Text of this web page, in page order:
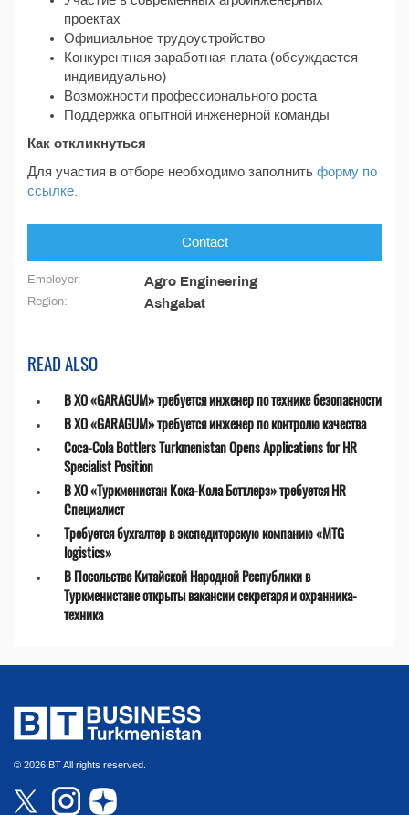
проектах
Официальное трудоустройство
Конкурентная заработная плата (обсуждается
индивидуально)
Возможности профессионального роста
Поддержка опытной инженерной команды
Как откликнуться
Для участия в отборе необходимо заполнить форму по
ссылке.
Contact
Employer: Agro Engineering
Region: Ashgabat
READ ALSO
В ХО «GARAGUM» требуется инженер по технике безопасности
В ХО «GARAGUM» требуется инженер по контролю качества
Coca-Cola Bottlers Turkmenistan Opens Applications for HR
Specialist Position
В ХО «Туркменистан Кока-Кола Боттлерз» требуется HR
Специалист
Требуется бухгалтер в экспедиторскую компанию «MTG
logistics»
В Посольстве Китайской Народной Республики в
Туркменистане открыты вакансии секретаря и охранника-
техника
© 2026 BT All rights reserved.